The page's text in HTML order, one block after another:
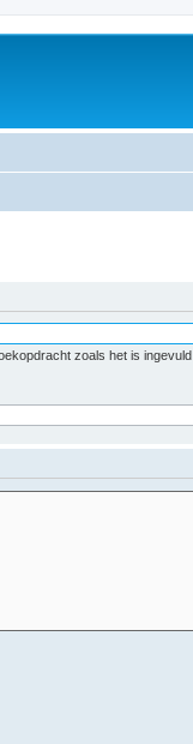
zoals het is ingevuld